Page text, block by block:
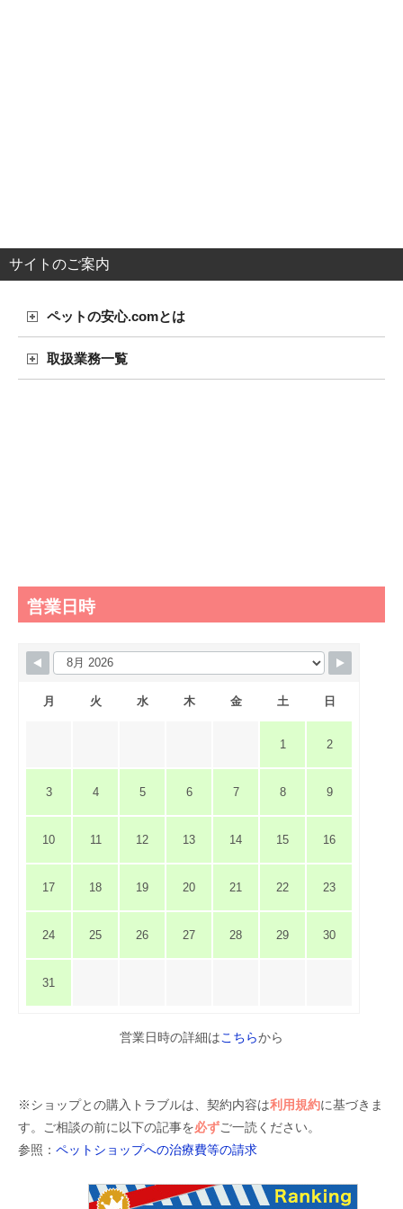
サイトのご案内
ペットの安心.comとは
取扱業務一覧
営業日時
月 火 水 木 金 土 日
1 2
3 4 5 6 7 8 9
10 11 12 13 14 15 16
17 18 19 20 21 22 23
24 25 26 27 28 29 30
31
営業日時の詳細はこちらから
※ショップとの購入トラブルは、契約内容は利用規約に基づきま
す。ご相談の前に以下の記事を必ずご一読ください。
参照： ペットショップへの治療費等の請求